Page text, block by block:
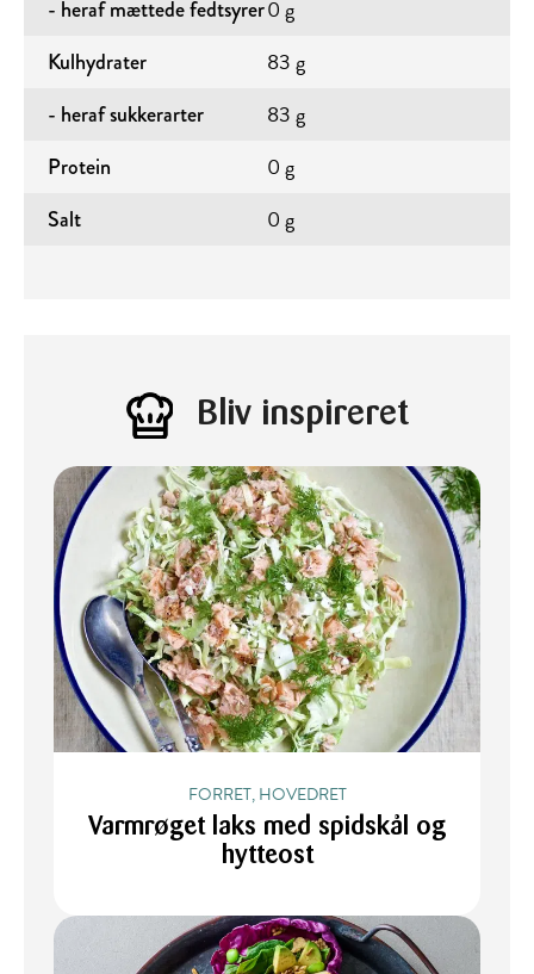
- heraf mættede fedtsyrer0 g
Kulhydrater 83 g
- heraf sukkerarter 83 g
Protein 0 g
Salt 0 g
Bliv inspireret
FORRET, HOVEDRET
Varmrøget laks med spidskål og
hytteost